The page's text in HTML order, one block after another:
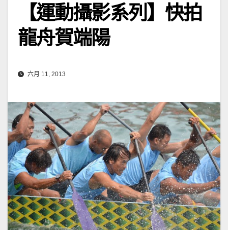
【運動攝影系列】快拍
龍舟賀端陽
六月 11, 2013